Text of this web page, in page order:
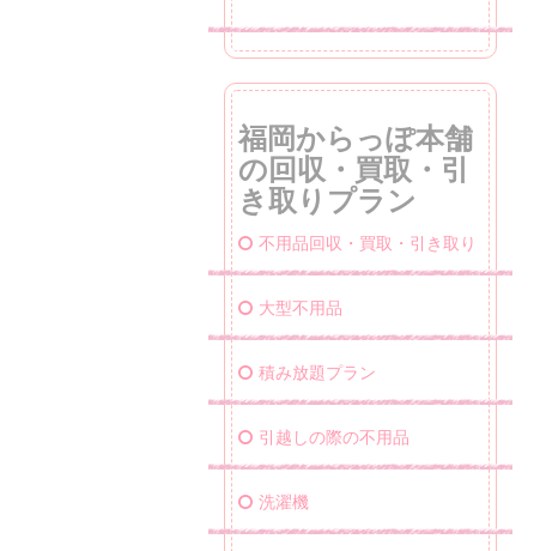
福岡からっぽ本舗
の回収・買取・引
き取りプラン
不用品回収・買取・引き取り
大型不用品
積み放題プラン
引越しの際の不用品
洗濯機